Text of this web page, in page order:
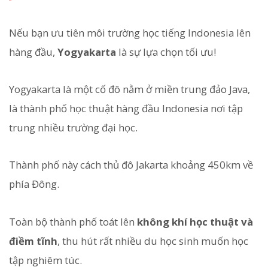
Nếu bạn ưu tiên môi trường học tiếng Indonesia lên
hàng đầu, Yogyakarta là sự lựa chọn tối ưu!
Yogyakarta là một cố đô nằm ở miền trung đảo Java,
là thành phố học thuật hàng đầu Indonesia nơi tập
trung nhiều trường đại học.
Thành phố này cách thủ đô Jakarta khoảng 450km về
phía Đông.
Toàn bộ thành phố toát lên không khí học thuật và
điềm tĩnh, thu hút rất nhiều du học sinh muốn học
tập nghiêm túc.